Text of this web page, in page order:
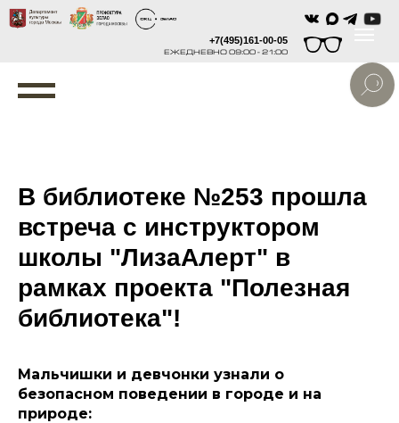
+7(495)161-00-05
ЕЖЕДНЕВНО 09:00 - 21:00
В библиотеке №253 прошла
встреча с инструктором
школы "ЛизаАлерт" в
рамках проекта "Полезная
библиотека"!
Мальчишки и девчонки узнали о
безопасном поведении в городе и на
природе: